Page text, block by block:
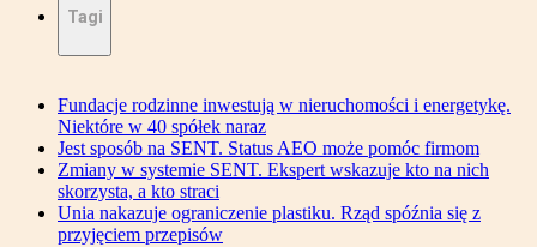
Tagi
Fundacje rodzinne inwestują w nieruchomości i energetykę.
Niektóre w 40 spółek naraz
Jest sposób na SENT. Status AEO może pomóc firmom
Zmiany w systemie SENT. Ekspert wskazuje kto na nich
skorzysta, a kto straci
Unia nakazuje ograniczenie plastiku. Rząd spóźnia się z
przyjęciem przepisów